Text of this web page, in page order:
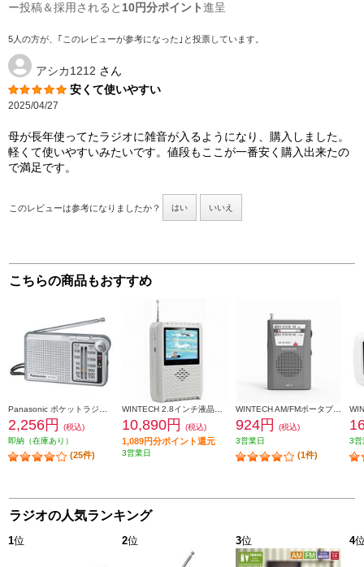
ー投稿＆採用されると 10円分ポイント進呈
5人の方が、｢このレビューが参考になった｣と投票しています。
アシカ1212 さん
安くて使いやすい
2025/04/27
母が長年使ってたラジオに雑音が入るようになり、購入しました。
軽くて使いやすいみたいです。値段もここが一番安く購入出来たの
で満足です。
このレビューは参考になりましたか？ はい いいえ
こちらの商品もおすすめ
2,256円
(税込)
即納（在庫あり）
(25件)
10,890円 (税込)
1,089円分ポイント還元
3営業日
924円
(税込)
3営業日
(1件)
3営
ラジオの人気ランキング
1位 2位 3位 4